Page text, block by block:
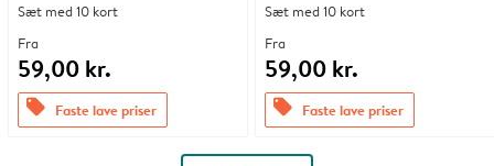
Sæt med 10 kort
Fra
59,00 kr.
offers Faste lave priser
Sæt med 10 kort
Fra
59,00 kr.
offers Faste lave priser